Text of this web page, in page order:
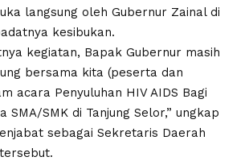
langsung oleh Gubernur Zainal di
kesibukan.
kegiatan, Bapak Gubernur masih
bersama kita (peserta dan
acara Penyuluhan HIV AIDS Bagi
SMA/SMK di Tanjung Selor,” ungkap
sebagai Sekretaris Daerah